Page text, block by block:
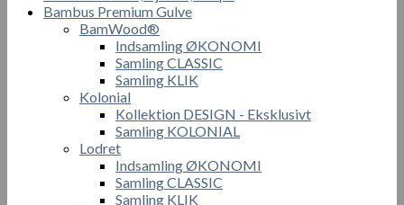
Bambus Premium Gulve
BamWood®
Indsamling ØKONOMI
Samling CLASSIC
Samling KLIK
Kolonial
Kollektion DESIGN - Eksklusivt
Samling KOLONIAL
Lodret
Indsamling ØKONOMI
Samling CLASSIC
Samling KLIK